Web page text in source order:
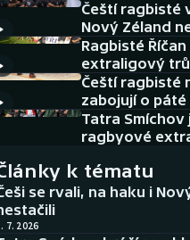
Historické návraty
Aplikace ČT sport
AZ kvíz
Čeští ragbisté
Nový Zéland
Ragbisté
extraligový
Čeští ragbisté
zabojují o páté
Tatra
ragbyové
k tématu
se rvali, na haku i
7. 2026